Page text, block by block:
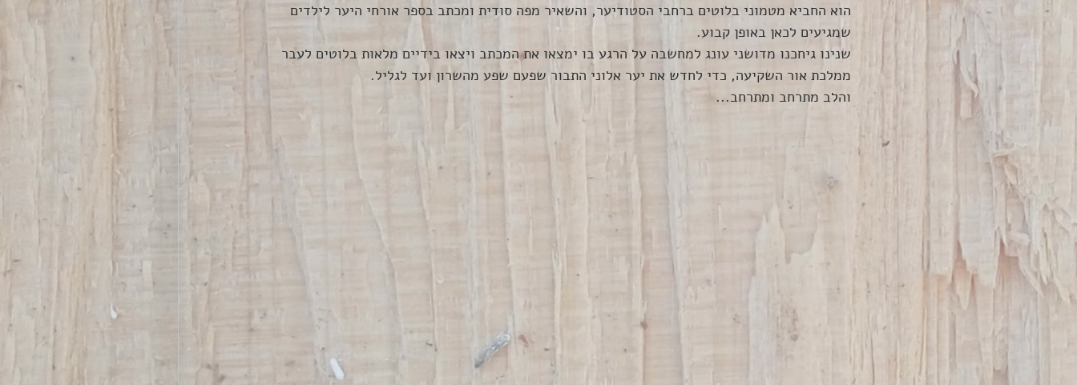
הוא החביא מטמוני בלוטים ברחבי הסטודיער, והשאיר מפה סודית ומכתב בספר אורחי היער לילדים
שמגיעים לכאן באופן קבוע.
שנינו גיחכנו מדושני עונג למחשבה על הרגע בו ימצאו את המכתב ויצאו בידיים מלאות בלוטים לעבר
ממלכת אור השקיעה, כדי לחדש את יער אלוני התבור שפעם שפע מהשרון ועד לגליל.
והלב מתרחב ומתרחב...